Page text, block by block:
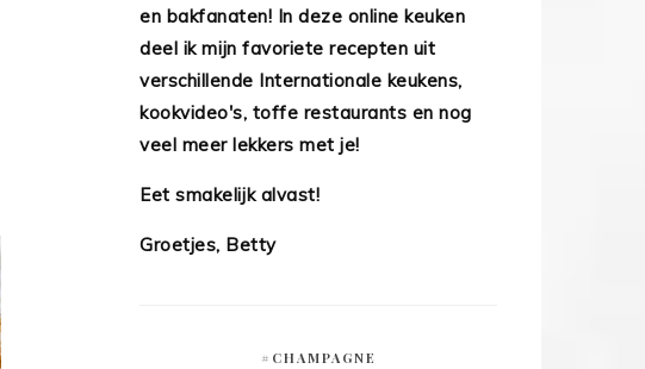
en bakfanaten! In deze online keuken
deel ik mijn favoriete recepten uit
verschillende Internationale keukens,
kookvideo's, toffe restaurants en nog
veel meer lekkers met je!
Eet smakelijk alvast!
Groetjes, Betty
#CHAMPAGNE